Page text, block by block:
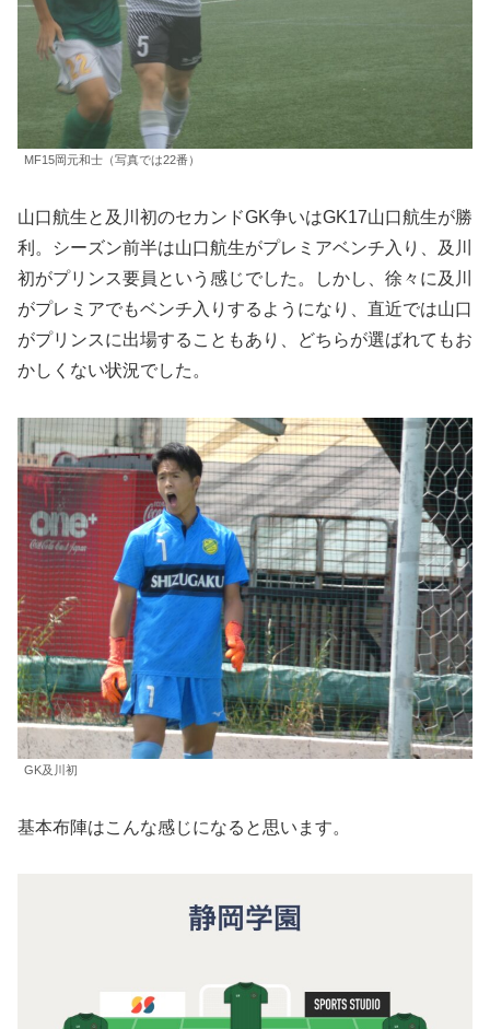
MF15岡元和士（写真では22番）
山口航生と及川初のセカンドGK争いはGK17山口航生が勝
利。シーズン前半は山口航生がプレミアベンチ入り、及川
初がプリンス要員という感じでした。しかし、徐々に及川
がプレミアでもベンチ入りするようになり、直近では山口
がプリンスに出場することもあり、どちらが選ばれてもお
かしくない状況でした。
GK及川初
基本布陣はこんな感じになると思います。